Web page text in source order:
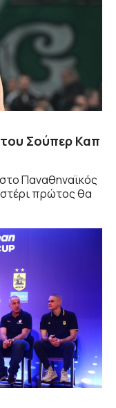
του Σούπερ Καπ
Παναθηναϊκός
πρώτος θα